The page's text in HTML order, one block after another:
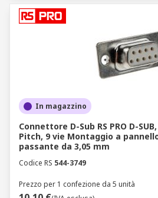
In magazzino
Connettore D-Sub RS PRO D-
Pitch, 9 vie Montaggio a
passante da 3,05 mm
Codice RS 544-3749
Prezzo per 1 confezione da 5 unità